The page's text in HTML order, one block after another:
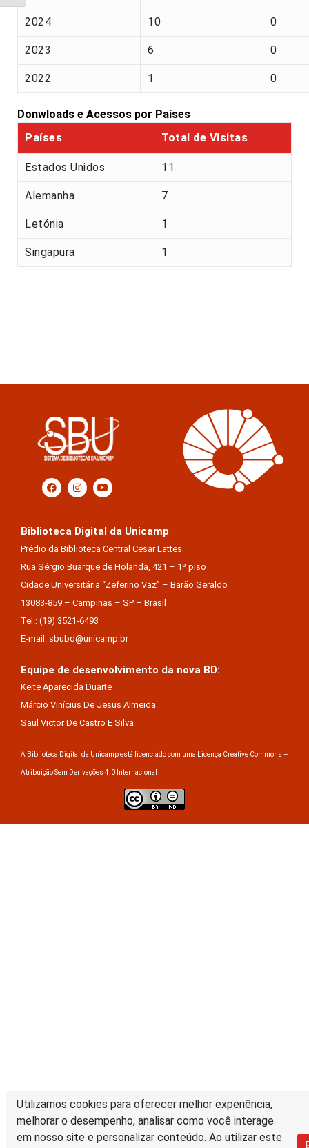
Utilizamos cookies para oferecer melhor experiência,
melhorar o desempenho, analisar como você interage
em nosso site e personalizar conteúdo. Ao utilizar este
2024 10 0
2023 6 0
2022 1 0
Donwloads e Acessos por Países
Países
Total de Visitas
Estados Unidos 11
Alemanha 7
Letónia 1
Singapura 1
Biblioteca Digital da Unicamp
Prédio da Biblioteca Central Cesar Lattes
Rua Sérgio Buarque de Holanda, 421 – 1º piso
Cidade Universitária “Zeferino Vaz” – Barão Geraldo
13083-859 – Campinas – SP – Brasil
Tel.: (19) 3521-6493
E-mail: sbubd@unicamp.br
Equipe de desenvolvimento da nova BD:
Keite Aparecida Duarte
Márcio Vinícius De Jesus Almeida
Saul Victor De Castro E Silva
A Biblioteca Digital da Unicamp está licenciado com uma Licença Creative Commons –
Atribuição Sem Derivações 4.0 Internacional